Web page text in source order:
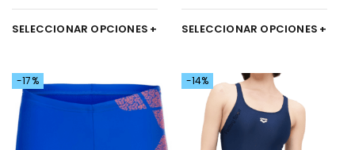
SELECCIONAR OPCIONES SELECCIONAR OPCIONES
-17% -14%